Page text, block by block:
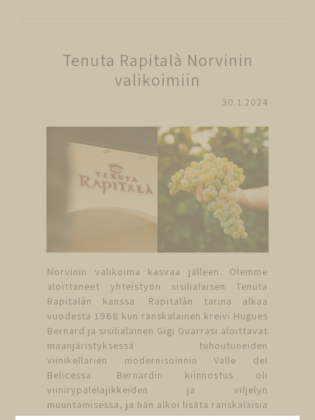
Tenuta Rapitalà Norvinin
valikoimiin
30.1.2024
Norvinin valikoima kasvaa jälleen. Olemme
aloittaneet yhteistyön sisilialaisen Tenuta
Rapitalàn kanssa. Rapitalàn tarina alkaa
vuodesta 1968 kun ranskalainen kreivi Hugues
Bernard ja sisilialainen Gigi Guarrasi aloittavat
maanjäristyksessä tuhoutuneiden
viinikellarien modernisoinnin Valle del
Belicessa. Bernardin kiinnostus oli
viinirypälelajikkeiden ja viljelyn
muuntamisessa, ja hän alkoi lisätä ranskalaisia